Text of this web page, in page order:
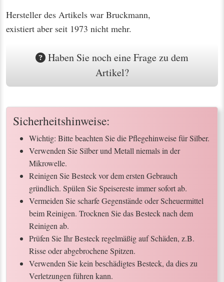
Hersteller des Artikels war Bruckmann,
existiert aber seit 1973 nicht mehr.
Haben Sie noch eine Frage zu dem
Artikel?
Sicherheitshinweise:
Wichtig: Bitte beachten Sie die Pflegehinweise für Silber.
Verwenden Sie Silber und Metall niemals in der
Mikrowelle.
Reinigen Sie Besteck vor dem ersten Gebrauch
gründlich. Spülen Sie Speisereste immer sofort ab.
Vermeiden Sie scharfe Gegenstände oder Scheuermittel
beim Reinigen. Trocknen Sie das Besteck nach dem
Reinigen ab.
Prüfen Sie Ihr Besteck regelmäßig auf Schäden, z.B.
Risse oder abgebrochene Spitzen.
Verwenden Sie kein beschädigtes Besteck, da dies zu
Verletzungen führen kann.